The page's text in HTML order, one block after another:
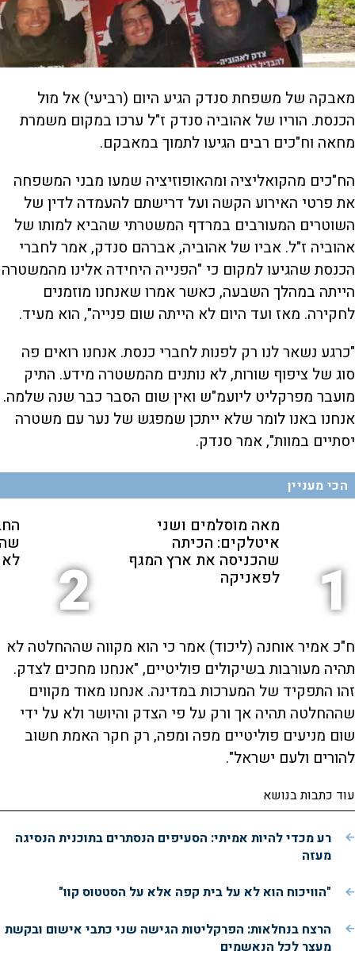
מאבקה של משפחת סנדק הגיע היום (רביעי) אל מול
הכנסת. הוריו של אהוביה סנדק ז"ל ערכו במקום משמרת
מחאה וח"כים רבים הגיעו לתמוך במאבקם.
הח"כים מהקואליציה ומהאופוזיציה שמעו מבני המשפחה
את פרטי האירוע הקשה ועל דרישתם להעמדה לדין של
השוטרים המעורבים במרדף המשטרתי שהביא למותו של
אהוביה ז"ל. אביו של אהוביה, אברהם סנדק, אמר לחברי
הכנסת שהגיעו למקום כי "הפנייה היחידה אלינו מהמשטרה
הייתה במהלך השבעה, כאשר אמרו שאנחנו מוזמנים
לחקירה. מאז ועד היום לא הייתה שום פנייה", הוא מעיד.
"כרגע נשאר לנו רק לפנות לחברי כנסת. אנחנו רואים פה
סוג של ציפוף שורות, לא נותנים מהמשטרה מידע. התיק
מועבר מפרקליט ליועמ"ש ואין שום הסבר כבר שנה שלמה.
אנחנו באנו לומר שלא ייתכן שמפגש של נער עם משטרה
יסתיים במוות", אמר סנדק.
הכי מעניין
1
מאה מוסלמים ושני
איטלקים: הכיתה
שהכניסה את ארץ המגף
לפאניקה 2
ח"כ אמיר אוחנה (ליכוד) אמר כי הוא מקווה שההחלטה לא
תהיה מעורבות בשיקולים פוליטיים, "אנחנו מחכים לצדק.
זהו התפקיד של המערכות במדינה. אנחנו מאוד מקווים
שההחלטה תהיה אך ורק על פי הצדק והיושר ולא על ידי
שום מניעים פוליטיים מפה ומפה, רק חקר האמת חשוב
להורים ולעם ישראל".
עוד כתבות בנושא
רע מכדי להיות אמיתי: הסעיפים הנסתרים בתוכנית הנסיגה
מעזה
"הוויכוח הוא לא על בית קפה אלא על הסטטוס קוו"
הרצח בנחלאות: הפרקליטות הגישה שני כתבי אישום ובקשת
מעצר לכל הנאשמים